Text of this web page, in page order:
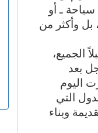
ـ أو
بل وأكثر من
الجميع،
بعد
اليوم
التي
وبناء